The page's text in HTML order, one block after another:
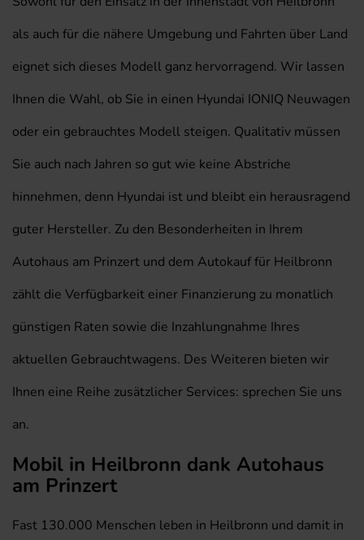
als auch für die nähere Umgebung und Fahrten über Land
eignet sich dieses Modell ganz hervorragend. Wir lassen
Ihnen die Wahl, ob Sie in einen Hyundai IONIQ Neuwagen
oder ein gebrauchtes Modell steigen. Qualitativ müssen
Sie auch nach Jahren so gut wie keine Abstriche
hinnehmen, denn Hyundai ist und bleibt ein herausragend
guter Hersteller. Zu den Besonderheiten in Ihrem
Autohaus am Prinzert und dem Autokauf für Heilbronn
zählt die Verfügbarkeit einer Finanzierung zu monatlich
günstigen Raten sowie die Inzahlungnahme Ihres
aktuellen Gebrauchtwagens. Des Weiteren bieten wir
Ihnen eine Reihe zusätzlicher Services: sprechen Sie uns
an.
Mobil in Heilbronn dank Autohaus
am Prinzert
Fast 130.000 Menschen leben in Heilbronn und damit in